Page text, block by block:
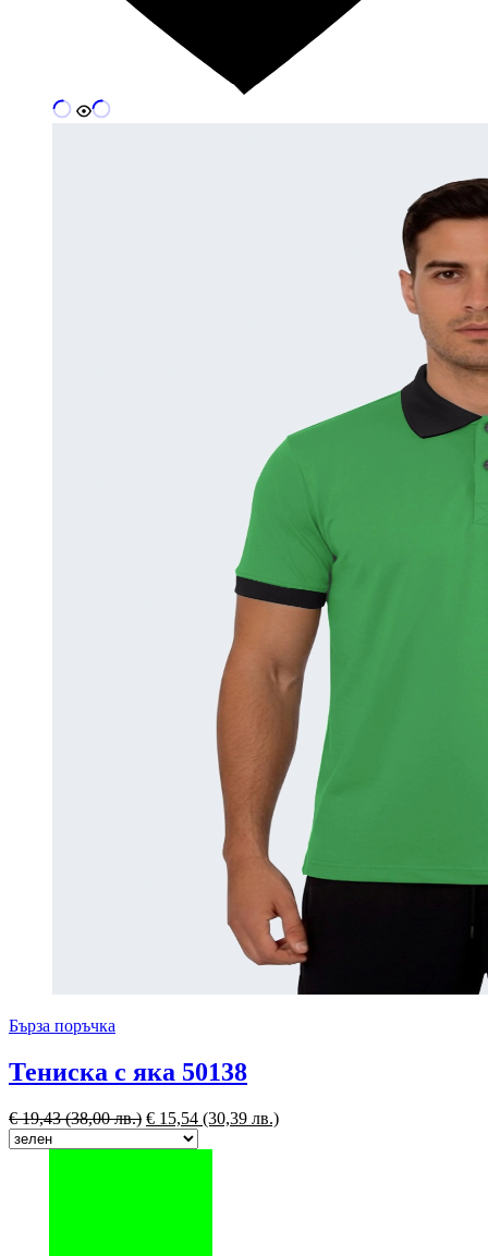
Бърза поръчка
Тениска с яка 50138
€19,43(38,00 лв.) € 15,54 (30,39 лв.)